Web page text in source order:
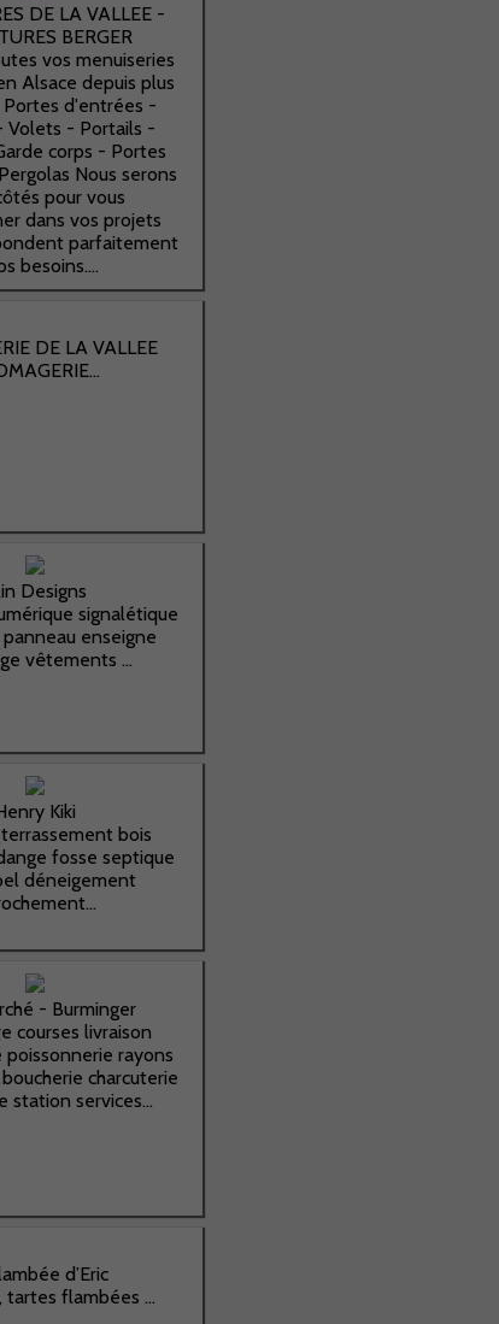
DE LA VALLEE -
BERGER
vos menuiseries
Alsace depuis plus
Portes d'entrées -
Volets - Portails -
corps - Portes
Nous serons
pour vous
dans vos projets
parfaitement
besoins....
DE LA VALLEE
Designs
signalétique
enseigne
vêtements ...
Kiki
bois
fosse septique
déneigement
- Burminger
courses livraison
poissonnerie rayons
charcuterie
station services...
d’Eric
tartes flambées ...